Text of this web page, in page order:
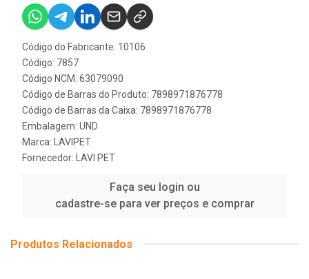
Código do Fabricante: 10106
Código: 7857
Código NCM: 63079090
Código de Barras do Produto: 7898971876778
Código de Barras da Caixa: 7898971876778
Embalagem: UND
Marca:
LAVIPET
Fornecedor:
LAVI PET
Faça seu login ou
cadastre-se para ver preços e comprar
Produtos Relacionados